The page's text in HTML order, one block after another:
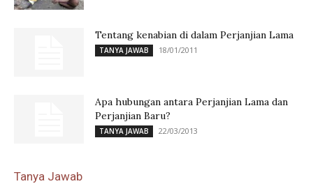
Tentang kenabian di dalam Perjanjian Lama
TANYA JAWAB 18/01/2011
Apa hubungan antara Perjanjian Lama dan
Perjanjian Baru?
TANYA JAWAB 22/03/2013
Tanya Jawab